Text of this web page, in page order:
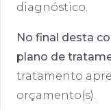
diagnóstico.
No final desta
plano de
tratamento
orçamento(s).